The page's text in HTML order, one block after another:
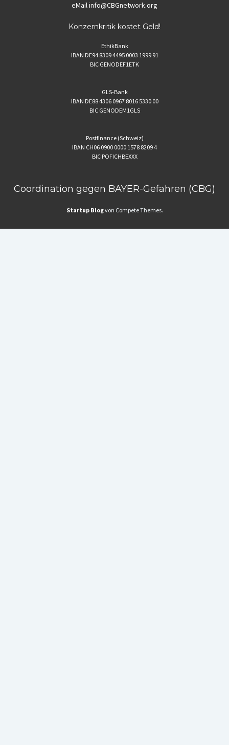
eMailinfo@CBGnetwork.org
Konzernkritik kostet Geld!
EthikBank
IBAN DE94 8309 4495 0003 1999 91
BIC GENODEF1ETK
GLS-Bank
IBAN DE88 4306 0967 8016 5330 00
BIC GENODEM1GLS
Postfinance (Schweiz)
IBAN CH06 0900 0000 1578 8209 4
BIC POFICHBEXXX
Coordination gegen BAYER-Gefahren (CBG)
Startup Blogvon Compete Themes.